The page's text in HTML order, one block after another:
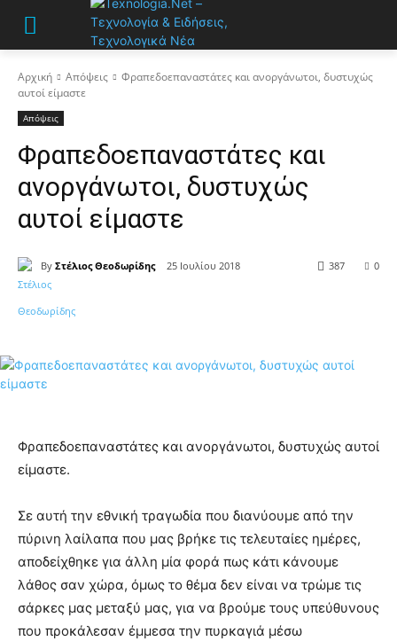
Αρχική Απόψεις
Φραπεδοεπαναστάτες και ανοργάνωτοι, δυστυχώς
αυτοί είμαστε
Απόψεις
Φραπεδοεπαναστάτες και
ανοργάνωτοι, δυστυχώς
αυτοί είμαστε
By Στέλιος Θεοδωρίδης 25 Ιουλίου 2018 0
387
Φραπεδοεπαναστάτες και ανοργάνωτοι, δυστυχώς αυτοί
είμαστε.
Σε αυτή την εθνική τραγωδία που διανύουμε από την
πύρινη λαίλαπα που μας βρήκε τις τελευταίες ημέρες,
αποδείχθηκε για άλλη μία φορά πως κάτι κάνουμε
λάθος σαν χώρα, όμως το θέμα δεν είναι να τρώμε τις
σάρκες μας μεταξύ μας, για να βρούμε τους υπεύθυνους
που προκάλεσαν έμμεσα την πυρκαγιά μέσω